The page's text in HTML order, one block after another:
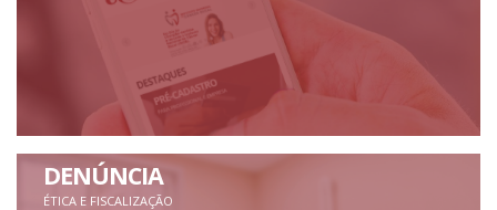
DENÚNCIA
ÉTICA E FISCALIZAÇÃO